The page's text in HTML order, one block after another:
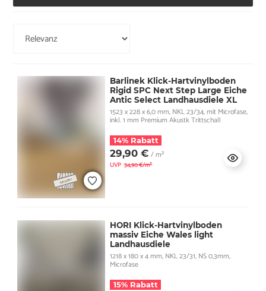
Barlinek Klick-Hartvinylboden
Rigid SPC Next Step Large Eiche
Antic Select Landhausdiele XL
1523 x 228 x 6,0 mm, NKL 23/34, mit Microfase,
inkl. 1 mm Premium Akustk Trittschall
14% Rabatt
29,90 € / m²
UVP 34,90 €/m²
HORI Klick-Hartvinylboden
massiv Eiche Wales light
Landhausdiele
1218 x 180 x 4 mm, NKL 23/31, NS 0,3mm,
Microfase
15% Rabatt